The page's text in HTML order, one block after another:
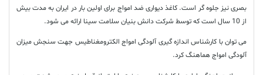
بصری نیز جلوه گر است. کاغذ دیواری ضد امواج برای اولین بار در ایران به مدت بیش
از 10 سال است که توسط شرکت دانش بنیان سلامت سینا ارائه می شود.
می توان با کارشناس اندازه گیری آلودگی امواج الکترومغناطیس جهت سنجش میزان
آلودگی امواج هماهنگ کرد.